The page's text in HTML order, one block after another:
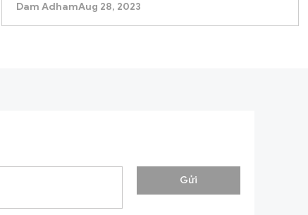
Dam AdhamAug 28, 2023
Gửi